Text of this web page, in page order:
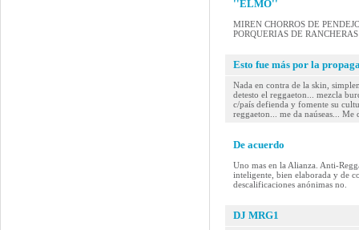
''ELMO''
MIREN CHORROS DE
PORQUERIAS DE
Esto fue más por la
Nada en contra de la skin,
detesto el reggaeton... mezcla
c/país defienda y fomente su
reggaeton... me da naúseas...
De acuerdo
Uno mas en la Alianza. Anti-
inteligente, bien elaborada y de
descalificaciones anónimas no.
DJ MRG1